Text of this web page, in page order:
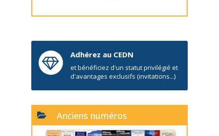
Adhérez au CEDN
et bénéficiez d'un statut privilégié et
d'avantages exclusifs (invitations...)
Anciens numéros